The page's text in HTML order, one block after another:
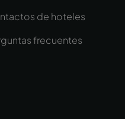
de hoteles
frecuentes